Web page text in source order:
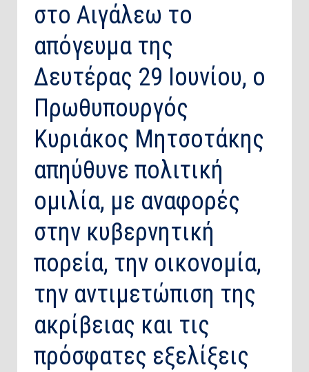
στο Αιγάλεω το
απόγευμα της
Δευτέρας 29 Ιουνίου, ο
Πρωθυπουργός
Κυριάκος Μητσοτάκης
απηύθυνε πολιτική
ομιλία, με αναφορές
στην κυβερνητική
πορεία, την οικονομία,
την αντιμετώπιση της
ακρίβειας και τις
πρόσφατες εξελίξεις